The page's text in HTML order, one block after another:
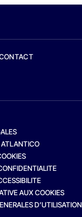
ATLANTICO
AUX COOKIES
D’UTILISATION